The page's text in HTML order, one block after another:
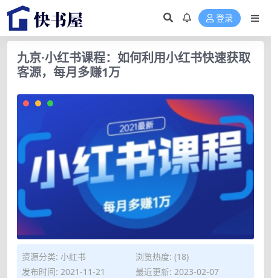
登录
九京·小红书课程：如何利用小红书快速获取
客源，每月多赚1万
资源分类: 小红书
浏览热度: (18)
发布时间: 2021-11-21
最近更新: 2023-02-07